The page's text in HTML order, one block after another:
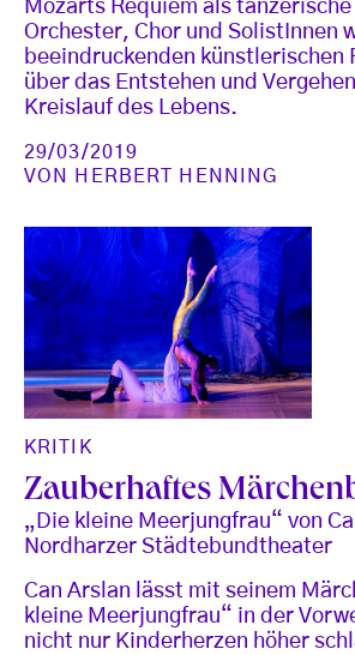
Mozarts Requiem als
Orchester, Chor und SolistInnen
beeindruckenden künstlerischen
über das Entstehen und
Kreislauf des Lebens.
29/03/2019
VON
HERBERT HENNING
KRITIK
Zauberhaftes
„Die kleine Meerjungfrau“ von
Nordharzer Städtebundtheater
Can Arslan lässt mit seinem
kleine Meerjungfrau“ in der
nicht nur Kinderherzen höher